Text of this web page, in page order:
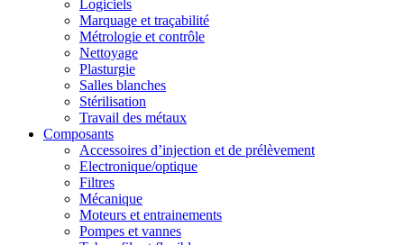
Logiciels
Marquage et traçabilité
Métrologie et contrôle
Nettoyage
Plasturgie
Salles blanches
Stérilisation
Travail des métaux
Composants
Accessoires d’injection et de prélèvement
Electronique/optique
Filtres
Mécanique
Moteurs et entrainements
Pompes et vannes